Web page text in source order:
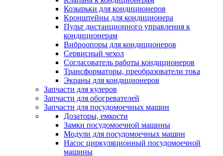
Козырьки для кондиционеров
Кронштейны для кондиционера
Пульт дистанционного управления к
кондиционерам
Виброопоры для кондиционеров
Сервисный чехол
Согласователь работы кондиционеров
Трансформаторы, преобразователи тока
Экраны для кондиционеров
Запчасти для кулеров
Запчасти для обогревателей
Запчасти для посудомоечных машин
Дозаторы, емкости
Замки посудомоечной машины
Модули для посудомоечных машин
Насос циркуляционный посудомоечной
машины